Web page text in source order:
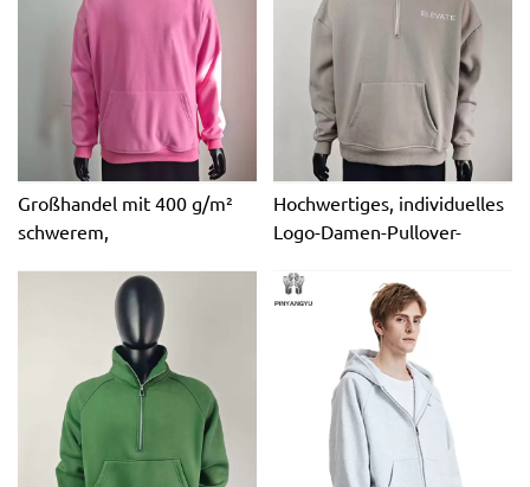
Großhandel mit 400 g/m²
schwerem,
übergroßem French-Terry-
Hoodie aus schwerer
Baumwolle, hohe Qualität
für gesticktes individuelles
Hochwertiges, individuelles
Logo-Damen-Pullover-
Rundhalsausschnitt und
langem Rundhalsausschnitt
aus 100 % Baumwolle mit
halbem Reißverschluss.
Hergestellt in China OEM